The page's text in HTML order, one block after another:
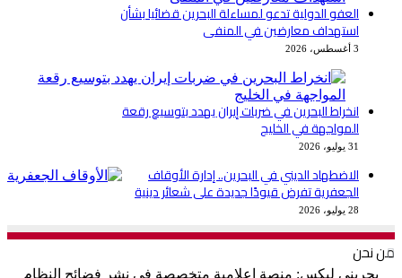
العفو الدولية تدعو لمساءلة البحرين قضائيا بشأن
استهداف معارضين في المنفى
3 أغسطس، 2026
انخراط البحرين في ضربات إيران يهدد بتوسيع رقعة
المواجهة في الخليج
31 يوليو، 2026
الاضطهاد الديني في البحرين.. إدارة الأوقاف
الجعفرية تفرض قيودًا جديدة على شعائر دينية
28 يوليو، 2026
من نحن
بحريني ليكس: منصة إعلامية متخصصة في نشر فضائح النظام